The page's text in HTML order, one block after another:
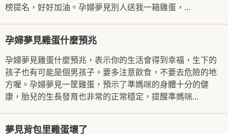
榜提名，好好加油。孕婦夢見別人送我一箱雞蛋，...
孕婦夢見雞蛋什麼預兆
孕婦夢見雞蛋什麼預兆，表示你的生活會得到幸福，生下的
孩子也有可能是個男孩子。要多注意飲食，不要去危險的地
方喔。孕婦夢見一筐雞蛋，預示了準媽咪的身體十分的健
康，胎兒的生長發育也非常的正常穩定，提醒準媽咪...
夢見背包里雞蛋壞了